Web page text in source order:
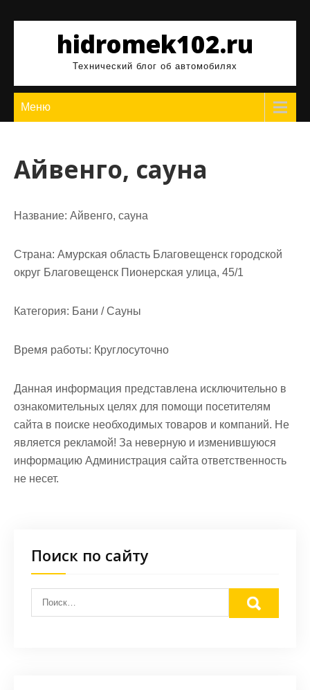
содержимомуhidromek102.ru
Технический блог об автомобилях
Меню
Айвенго, сауна
Название: Айвенго, сауна
Страна: Амурская область Благовещенск городской
округ Благовещенск Пионерская улица, 45/1
Категория: Бани / Сауны
Время работы: Круглосуточно
Данная информация представлена исключительно в
ознакомительных целях для помощи посетителям
сайта в поиске необходимых товаров и компаний. Не
является рекламой! За неверную и изменившуюся
информацию Администрация сайта ответственность
не несет.
Поиск по сайту